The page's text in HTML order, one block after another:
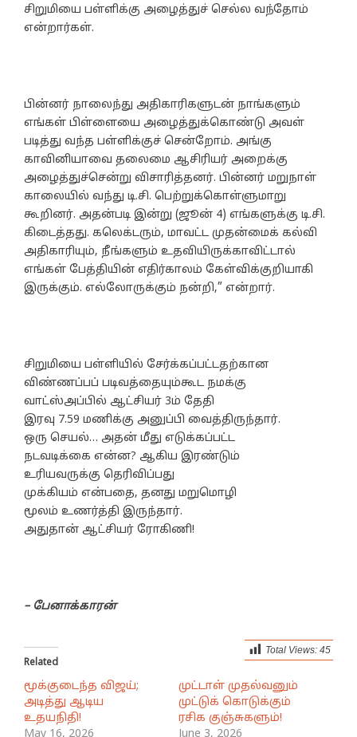
சிறுமியை பள்ளிக்கு அழைத்துச் செல்ல வந்தோம்
என்றார்கள்.
பின்னர் நாலைந்து அதிகாரிகளுடன் நாங்களும்
எங்கள் பிள்ளையை அழைத்துக்கொண்டு அவள்
படித்து வந்த பள்ளிக்குச் சென்றோம். அங்கு
காவினியாவை தலைமை ஆசிரியர் அறைக்கு
அழைத்துச்சென்று விசாரித்தனர். பின்னர் மறுநாள்
காலையில் வந்து டி.சி. பெற்றுக்கொள்ளுமாறு
கூறினர். அதன்படி இன்று (ஜூன் 4) எங்களுக்கு டி.சி.
கிடைத்தது. கலெக்டரும், மாவட்ட முதன்மைக் கல்வி
அதிகாரியும், நீங்களும் உதவியிருக்காவிட்டால்
எங்கள் பேத்தியின் எதிர்காலம் கேள்விக்குறியாகி
இருக்கும். எல்லோருக்கும் நன்றி,” என்றார்.
சிறுமியை பள்ளியில் சேர்க்கப்பட்டதற்கான
விண்ணப்பப் படிவத்தையும்கூட நமக்கு
வாட்ஸ்அப்பில் ஆட்சியர் 3ம் தேதி
இரவு 7.59 மணிக்கு அனுப்பி வைத்திருந்தார்.
ஒரு செயல்… அதன் மீது எடுக்கப்பட்ட
நடவடிக்கை என்ன? ஆகிய இரண்டும்
உரியவருக்கு தெரிவிப்பது
முக்கியம் என்பதை, தனது மறுமொழி
மூலம் உணர்த்தி இருந்தார்.
அதுதான் ஆட்சியர் ரோகிணி!
– பேனாக்காரன்
Total Views: 45
Related
மூக்குடைந்த விஜய்;
அடித்து ஆடிய
உதயநிதி!
முட்டாள் முதல்வனும்
முட்டுக் கொடுக்கும்
ரசிக குஞ்சுகளும்!